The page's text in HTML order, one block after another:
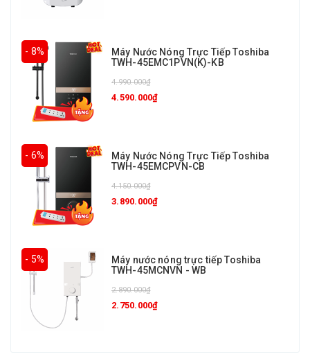
- 8%
Máy Nước Nóng Trực Tiếp Toshiba
TWH-45EMC1PVN(K)-KB
4.990.000₫
4.590.000₫
- 6%
Máy Nước Nóng Trực Tiếp Toshiba
TWH-45EMCPVN-CB
4.150.000₫
3.890.000₫
- 5%
Máy nước nóng trực tiếp Toshiba
TWH-45MCNVN - WB
2.890.000₫
2.750.000₫